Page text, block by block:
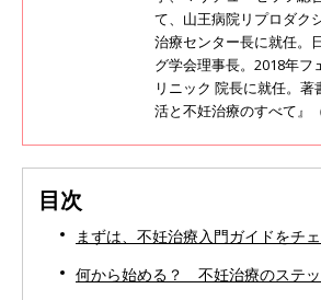
て、山王病院リプロダク
治療センター長に就任。
グ学会理事長。2018年フ
リニック 院長に就任。
活と不妊治療のすべて』
目次
まずは、不妊治療入門ガイドをチェ
何から始める？ 不妊治療のステ